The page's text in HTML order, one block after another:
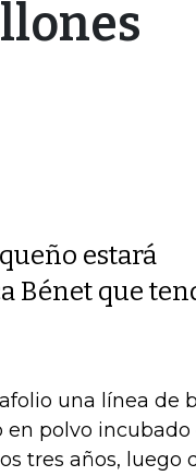
estará
Bénet que
una línea de
polvo
tres años, luego